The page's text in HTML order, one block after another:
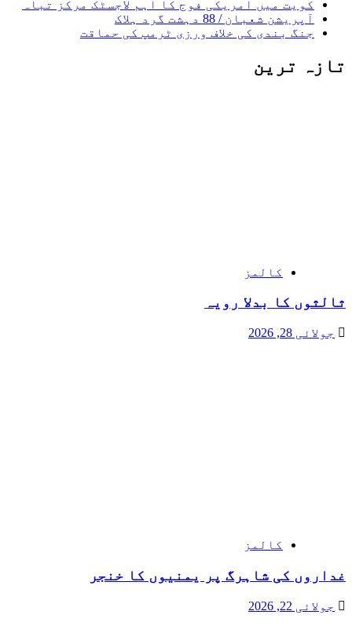
کویت میں امریکی فوج کا اہم لاجسٹک مرکز تباہ
آپریشن شعبان / 88 دہشت گرد ہلاک
جنگ بندی کی خلاف ورزی ٹرمپ کی حماقت
تازہ ترین
کالمز
ثالثوں کا بدلا رویہ
جولائی 28, 2026
کالمز
غداروں کی شاہرگ پر یمنیوں کا خنجر
جولائی 22, 2026